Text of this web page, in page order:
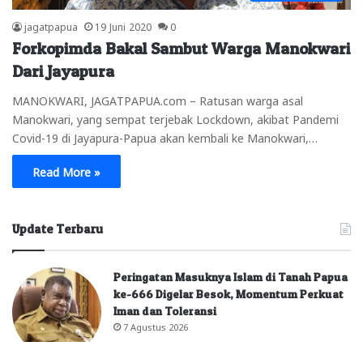
jagatpapua 19 Juni 2020 0
Forkopimda Bakal Sambut Warga Manokwari
Dari Jayapura
MANOKWARI, JAGATPAPUA.com – Ratusan warga asal
Manokwari, yang sempat terjebak Lockdown, akibat Pandemi
Covid-19 di Jayapura-Papua akan kembali ke Manokwari,…
Read More »
Update Terbaru
Peringatan Masuknya Islam di Tanah Papua
ke-666 Digelar Besok, Momentum Perkuat
Iman dan Toleransi
7 Agustus 2026